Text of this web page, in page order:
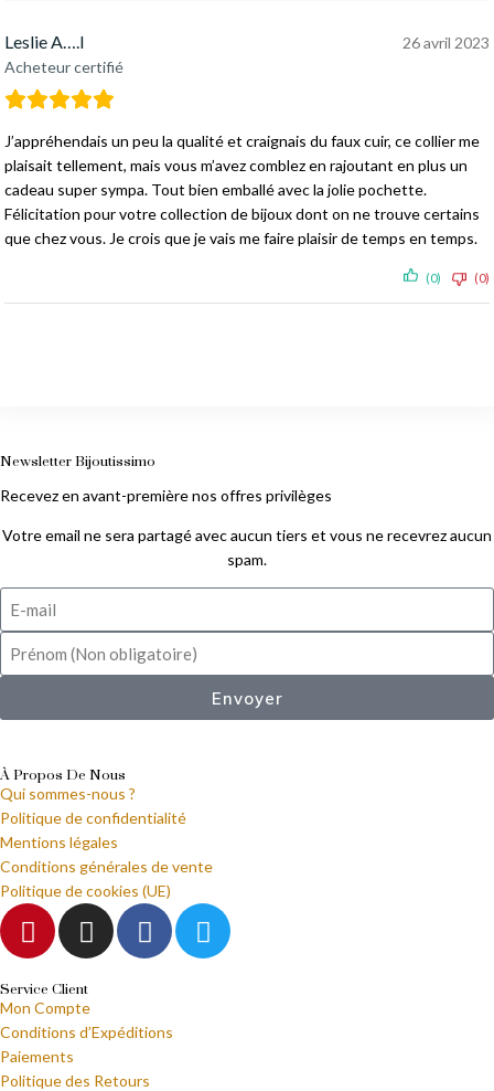
Leslie A….l
Acheteur certifié
26 avril 2023
J’appréhendais un peu la qualité et craignais du faux cuir, ce collier me
plaisait tellement, mais vous m’avez comblez en rajoutant en plus un
cadeau super sympa. Tout bien emballé avec la jolie pochette.
Félicitation pour votre collection de bijoux dont on ne trouve certains
que chez vous. Je crois que je vais me faire plaisir de temps en temps.
(0) (0)
Newsletter Bijoutissimo
Recevez en avant-première nos offres privilèges
Votre email ne sera partagé avec aucun tiers et vous ne recevrez aucun
spam.
Envoyer
À Propos De Nous
Qui sommes-nous ?
Politique de confidentialité
Mentions légales
Conditions générales de vente
Politique de cookies (UE)
Service Client
Mon Compte
Conditions d’Expéditions
Paiements
Politique des Retours